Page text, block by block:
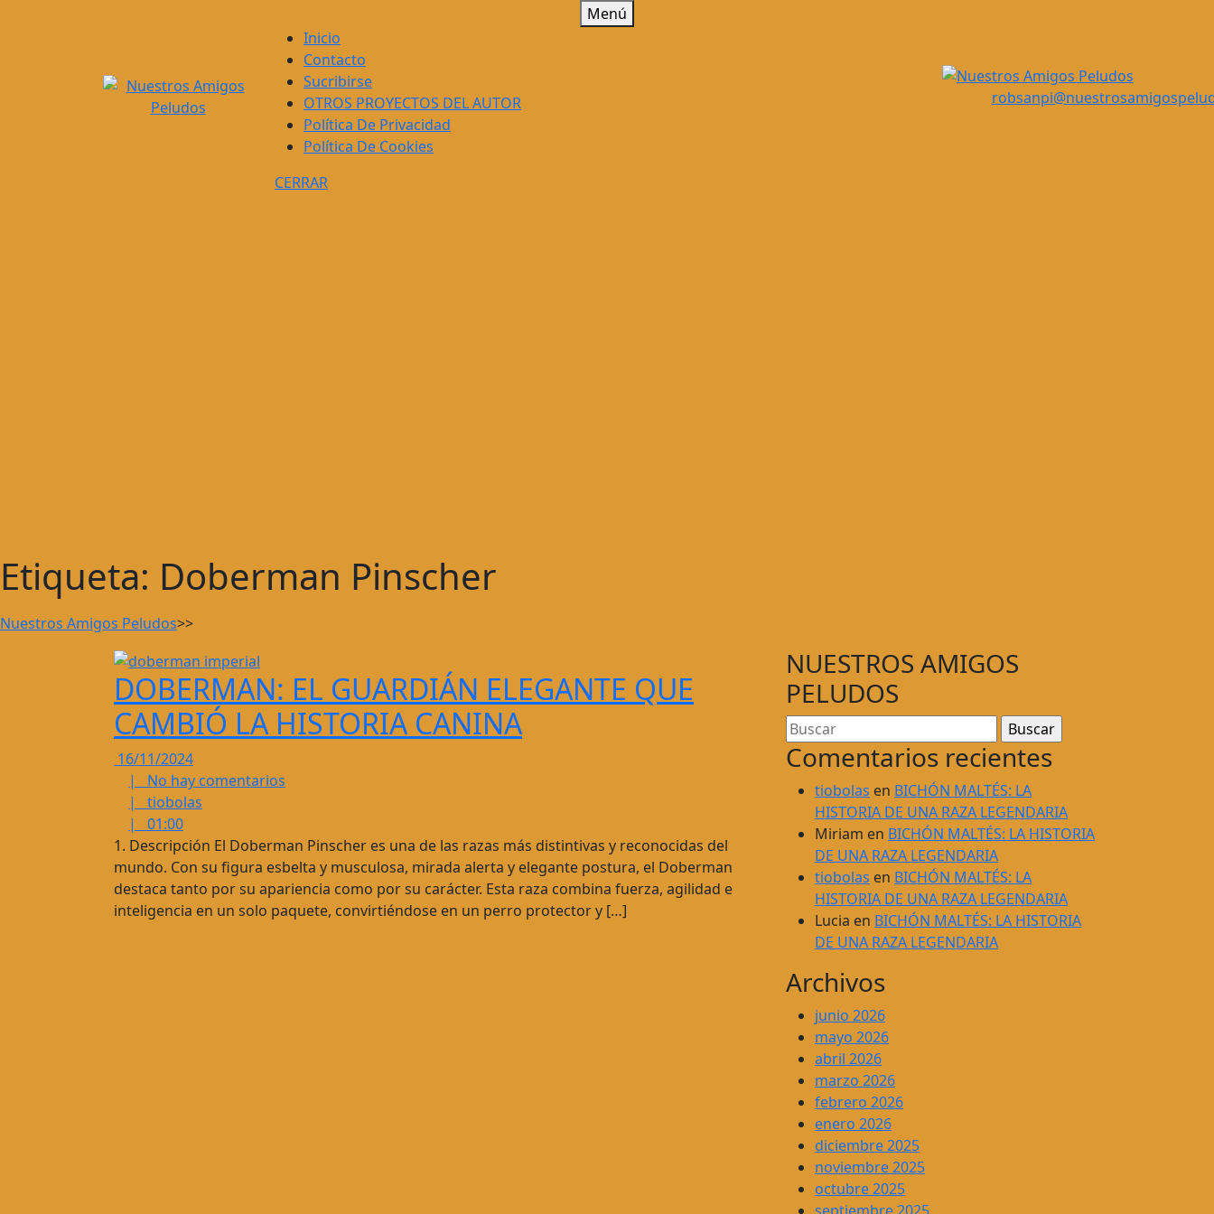
Menú
Inicio
Contacto
Sucribirse
OTROS PROYECTOS DEL AUTOR
Política De Privacidad
Política De Cookies
CERRAR
Etiqueta: Doberman Pinscher
Nuestros Amigos Peludos>>
DOBERMAN: EL GUARDIÁN ELEGANTE QUE
CAMBIÓ LA HISTORIA CANINA
16/11/202416/11/2024
|
No hay comentarios
| tiobolas
|
01:0001:00
1. Descripción El Doberman Pinscher es una de las razas más distintivas y reconocidas del
mundo. Con su figura esbelta y musculosa, mirada alerta y elegante postura, el Doberman
destaca tanto por su apariencia como por su carácter. Esta raza combina fuerza, agilidad e
inteligencia en un solo paquete, convirtiéndose en un perro protector y […]
NUESTROS AMIGOS
PELUDOS
Comentarios recientes
tiobolas en BICHÓN MALTÉS: LA
HISTORIA DE UNA RAZA LEGENDARIA
Miriam en BICHÓN MALTÉS: LA HISTORIA
DE UNA RAZA LEGENDARIA
tiobolas en BICHÓN MALTÉS: LA
HISTORIA DE UNA RAZA LEGENDARIA
Lucia en BICHÓN MALTÉS: LA HISTORIA
DE UNA RAZA LEGENDARIA
Archivos
junio 2026
mayo 2026
abril 2026
marzo 2026
febrero 2026
enero 2026
diciembre 2025
noviembre 2025
octubre 2025